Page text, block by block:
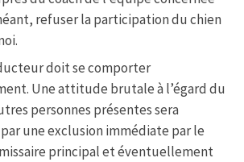
refuser la participation du chien
doit se comporter
Une attitude brutale à l’égard du
personnes présentes sera
une exclusion immédiate par le
principal et éventuellement